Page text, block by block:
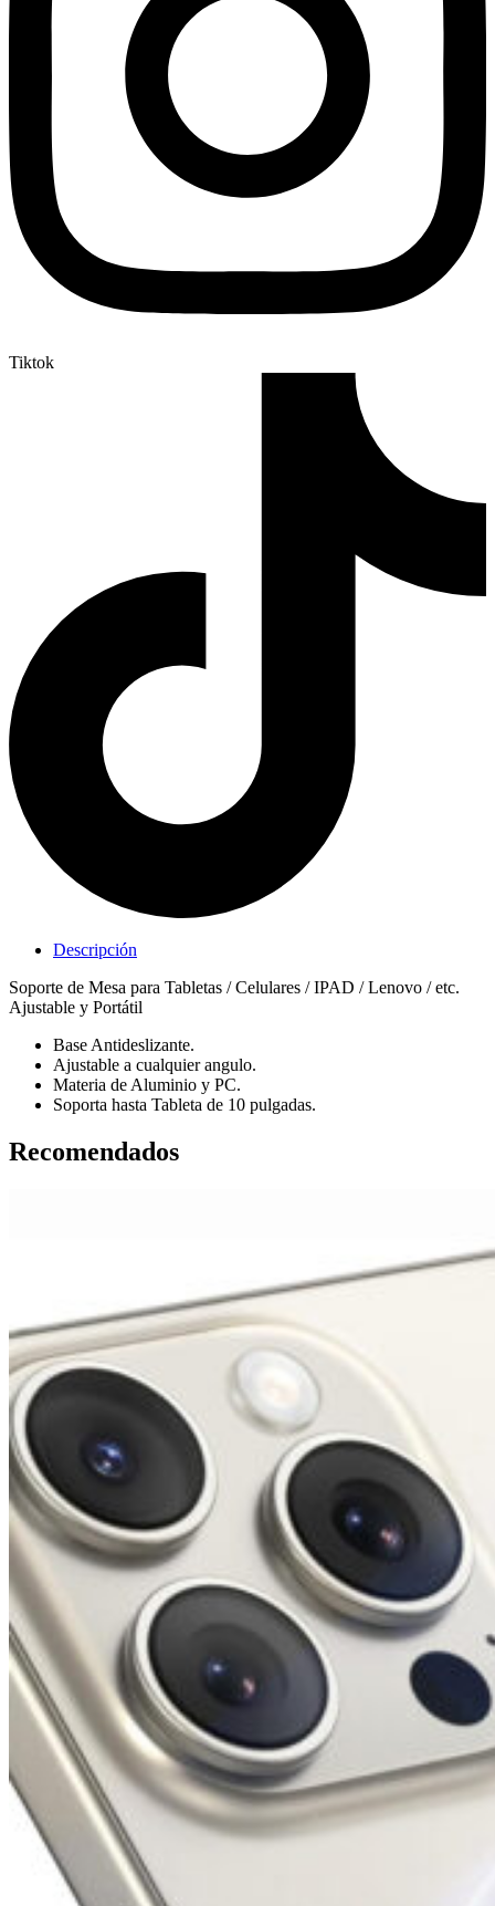
Tiktok
Descripción
Soporte de Mesa para Tabletas / Celulares / IPAD / Lenovo / etc.
Ajustable y Portátil
Base Antideslizante.
Ajustable a cualquier angulo.
Materia de Aluminio y PC.
Soporta hasta Tableta de 10 pulgadas.
Recomendados